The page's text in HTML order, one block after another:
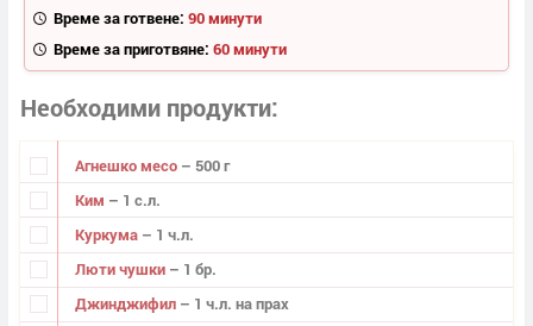
Време за готвене: 90 минути
Време за приготвяне: 60 минути
Необходими продукти
Агнешко месо – 500 г
Ким – 1 с.л.
Куркума – 1 ч.л.
Люти чушки – 1 бр.
Джинджифил – 1 ч.л. на прах